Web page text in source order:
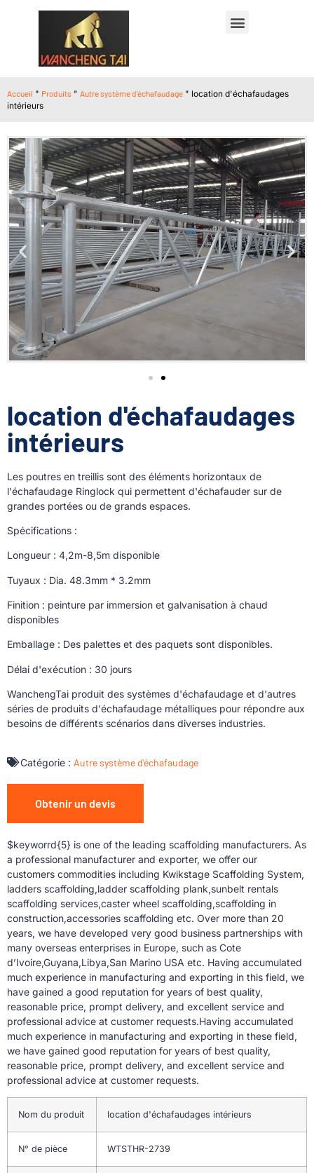
Accueil " Produits " Autre système d'échafaudage " location d'échafaudages
intérieurs
location d'échafaudages
intérieurs
Les poutres en treillis sont des éléments horizontaux de
l'échafaudage Ringlock qui permettent d'échafauder sur de
grandes portées ou de grands espaces.
Spécifications :
Longueur : 4,2m-8,5m disponible
Tuyaux : Dia. 48.3mm * 3.2mm
Finition : peinture par immersion et galvanisation à chaud
disponibles
Emballage : Des palettes et des paquets sont disponibles.
Délai d'exécution : 30 jours
WanchengTai produit des systèmes d'échafaudage et d'autres
séries de produits d'échafaudage métalliques pour répondre aux
besoins de différents scénarios dans diverses industries.
Catégorie : Autre système d'échafaudage
Obtenir un devis
$keyworrd{5} is one of the leading scaffolding manufacturers. As
a professional manufacturer and exporter, we offer our
customers commodities including Kwikstage Scaffolding System,
ladders scaffolding,ladder scaffolding plank,sunbelt rentals
scaffolding services,caster wheel scaffolding,scaffolding in
construction,accessories scaffolding etc. Over more than 20
years, we have developed very good business partnerships with
many overseas enterprises in Europe, such as Cote
d’Ivoire,Guyana,Libya,San Marino USA etc. Having accumulated
much experience in manufacturing and exporting in this field, we
have gained a good reputation for years of best quality,
reasonable price, prompt delivery, and excellent service and
professional advice at customer requests.Having accumulated
much experience in manufacturing and exporting in these field,
we have gained good reputation for years of best quality,
reasonable price, prompt delivery, and excellent service and
professional advice at customer requests.
Nom du produit location d'échafaudages intérieurs
N° de pièce WTSTHR-2739